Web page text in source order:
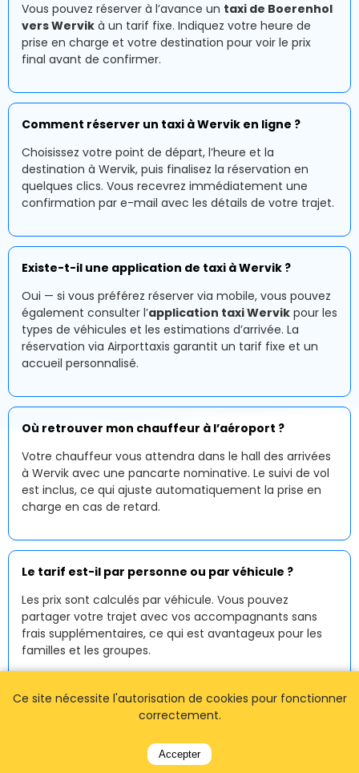
Vous pouvez réserver à l’avance un taxi de Boerenhol
vers Wervik à un tarif fixe. Indiquez votre heure de
prise en charge et votre destination pour voir le prix
final avant de confirmer.
Comment réserver un taxi à Wervik en ligne ?
Choisissez votre point de départ, l’heure et la
destination à Wervik, puis finalisez la réservation en
quelques clics. Vous recevrez immédiatement une
confirmation par e-mail avec les détails de votre trajet.
Existe-t-il une application de taxi à Wervik ?
Oui — si vous préférez réserver via mobile, vous pouvez
également consulter l’application taxi Wervik pour les
types de véhicules et les estimations d’arrivée. La
réservation via Airporttaxis garantit un tarif fixe et un
accueil personnalisé.
Où retrouver mon chauffeur à l’aéroport ?
Votre chauffeur vous attendra dans le hall des arrivées
à Wervik avec une pancarte nominative. Le suivi de vol
est inclus, ce qui ajuste automatiquement la prise en
charge en cas de retard.
Le tarif est-il par personne ou par véhicule ?
Les prix sont calculés par véhicule. Vous pouvez
partager votre trajet avec vos accompagnants sans
frais supplémentaires, ce qui est avantageux pour les
familles et les groupes.
Fonctionnez-vous la nuit et tôt le matin ?
service de taxi à Wervik
24h/24 et 7j/7. Les arrivées tardives et les départs
Ce site nécessite l'autorisation de cookies pour fonctionner
correctement.
Accepter